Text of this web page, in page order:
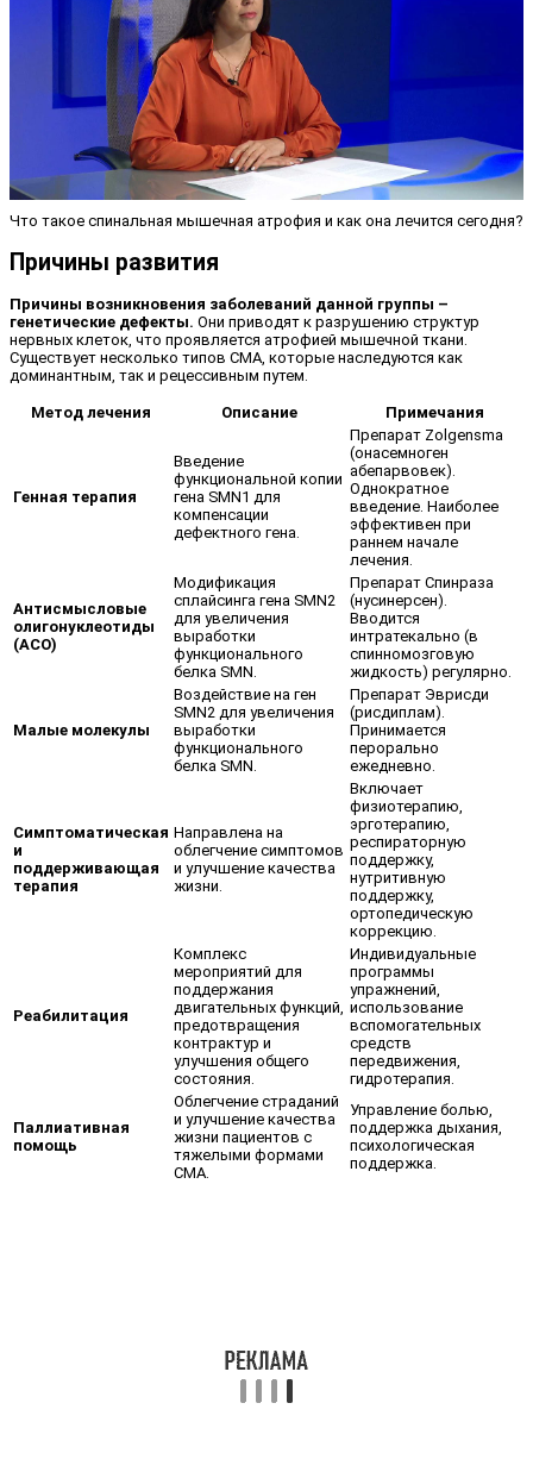
Что такое спинальная мышечная атрофия и как она лечится сегодня?
Причины развития
Причины возникновения заболеваний данной группы –
генетические дефекты. Они приводят к разрушению структур
нервных клеток, что проявляется атрофией мышечной ткани.
Существует несколько типов СМА, которые наследуются как
доминантным, так и рецессивным путем.
Метод лечения Описание Примечания
Генная терапия
Введение
функциональной копии
гена SMN1 для
компенсации
дефектного гена.
Препарат Zolgensma
(онасемноген
абепарвовек).
Однократное
введение. Наиболее
эффективен при
раннем начале
лечения.
Антисмысловые
олигонуклеотиды
(АСО)
Модификация
сплайсинга гена SMN2
для увеличения
выработки
функционального
белка SMN.
Препарат Спинраза
(нусинерсен).
Вводится
интратекально (в
спинномозговую
жидкость) регулярно.
Малые молекулы
Воздействие на ген
SMN2 для увеличения
выработки
функционального
белка SMN.
Препарат Эврисди
(рисдиплам).
Принимается
перорально
ежедневно.
Симптоматическая
и
поддерживающая
терапия
Направлена на
облегчение симптомов
и улучшение качества
жизни.
Включает
физиотерапию,
эрготерапию,
респираторную
поддержку,
нутритивную
поддержку,
ортопедическую
коррекцию.
Реабилитация
Комплекс
мероприятий для
поддержания
двигательных функций,
предотвращения
контрактур и
улучшения общего
состояния.
Индивидуальные
программы
упражнений,
использование
вспомогательных
средств
передвижения,
гидротерапия.
Паллиативная
помощь
Облегчение страданий
и улучшение качества
жизни пациентов с
тяжелыми формами
СМА.
Управление болью,
поддержка дыхания,
психологическая
поддержка.